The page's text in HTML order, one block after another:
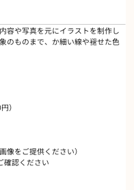
容や写真を元にイラストを制作し
のものまで、か細い線や褪せた色
）
像をご提供ください）
確認ください